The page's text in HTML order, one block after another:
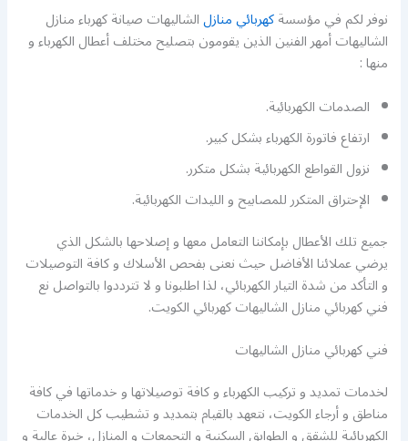
نوفر لكم في مؤسسةكهربائي منازلالشاليهات صيانة كهرباء منازل
الشاليهات أمهر الفنين الذين يقومون بتصليح مختلف أعطال الكهرباء و
منها :
الصدمات الكهربائية.
ارتفاع فاتورة الكهرباء بشكل كبير.
نزول القواطع الكهربائية بشكل متكرر.
الإحتراق المتكرر للمصابيح و الليدات الكهربائية.
جميع تلك الأعطال بإمكاننا التعامل معها و إصلاحها بالشكل الذي
يرضي عملائنا الأفاضل حيث نعنى بفحص الأسلاك و كافة التوصيلات
و التأكد من شدة التيار الكهربائي، لذا اطلبونا و لا تترددوا بالتواصل نع
فني كهربائي منازل الشاليهات كهربائي الكويت.
فني كهربائي منازل الشاليهات
لخدمات تمديد و تركيب الكهرباء و كافة توصيلاتها و خدماتها في كافة
مناطق و أرجاء الكويت، نتعهد بالقيام بتمديد و تشطيب كل الخدمات